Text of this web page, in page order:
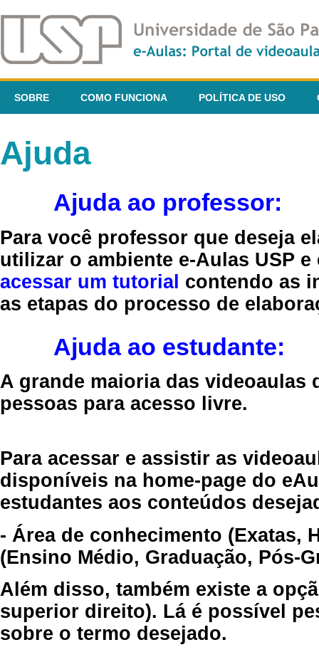
SOBRE COMO FUNCIONA POLÍTICA DE USO
Ajuda
Ajuda ao professor:
Para você professor que deseja
utilizar o ambiente e-Aulas USP
acessar um tutorial contendo as
as etapas do processo de
Ajuda ao estudante:
A grande maioria das videoaulas
pessoas para acesso livre.
Para acessar e assistir as
disponíveis na home-page do
estudantes aos conteúdos
- Área de conhecimento (Exatas,
(Ensino Médio, Graduação, Pós-
Além disso, também existe a
superior direito). Lá é possível
sobre o termo desejado.